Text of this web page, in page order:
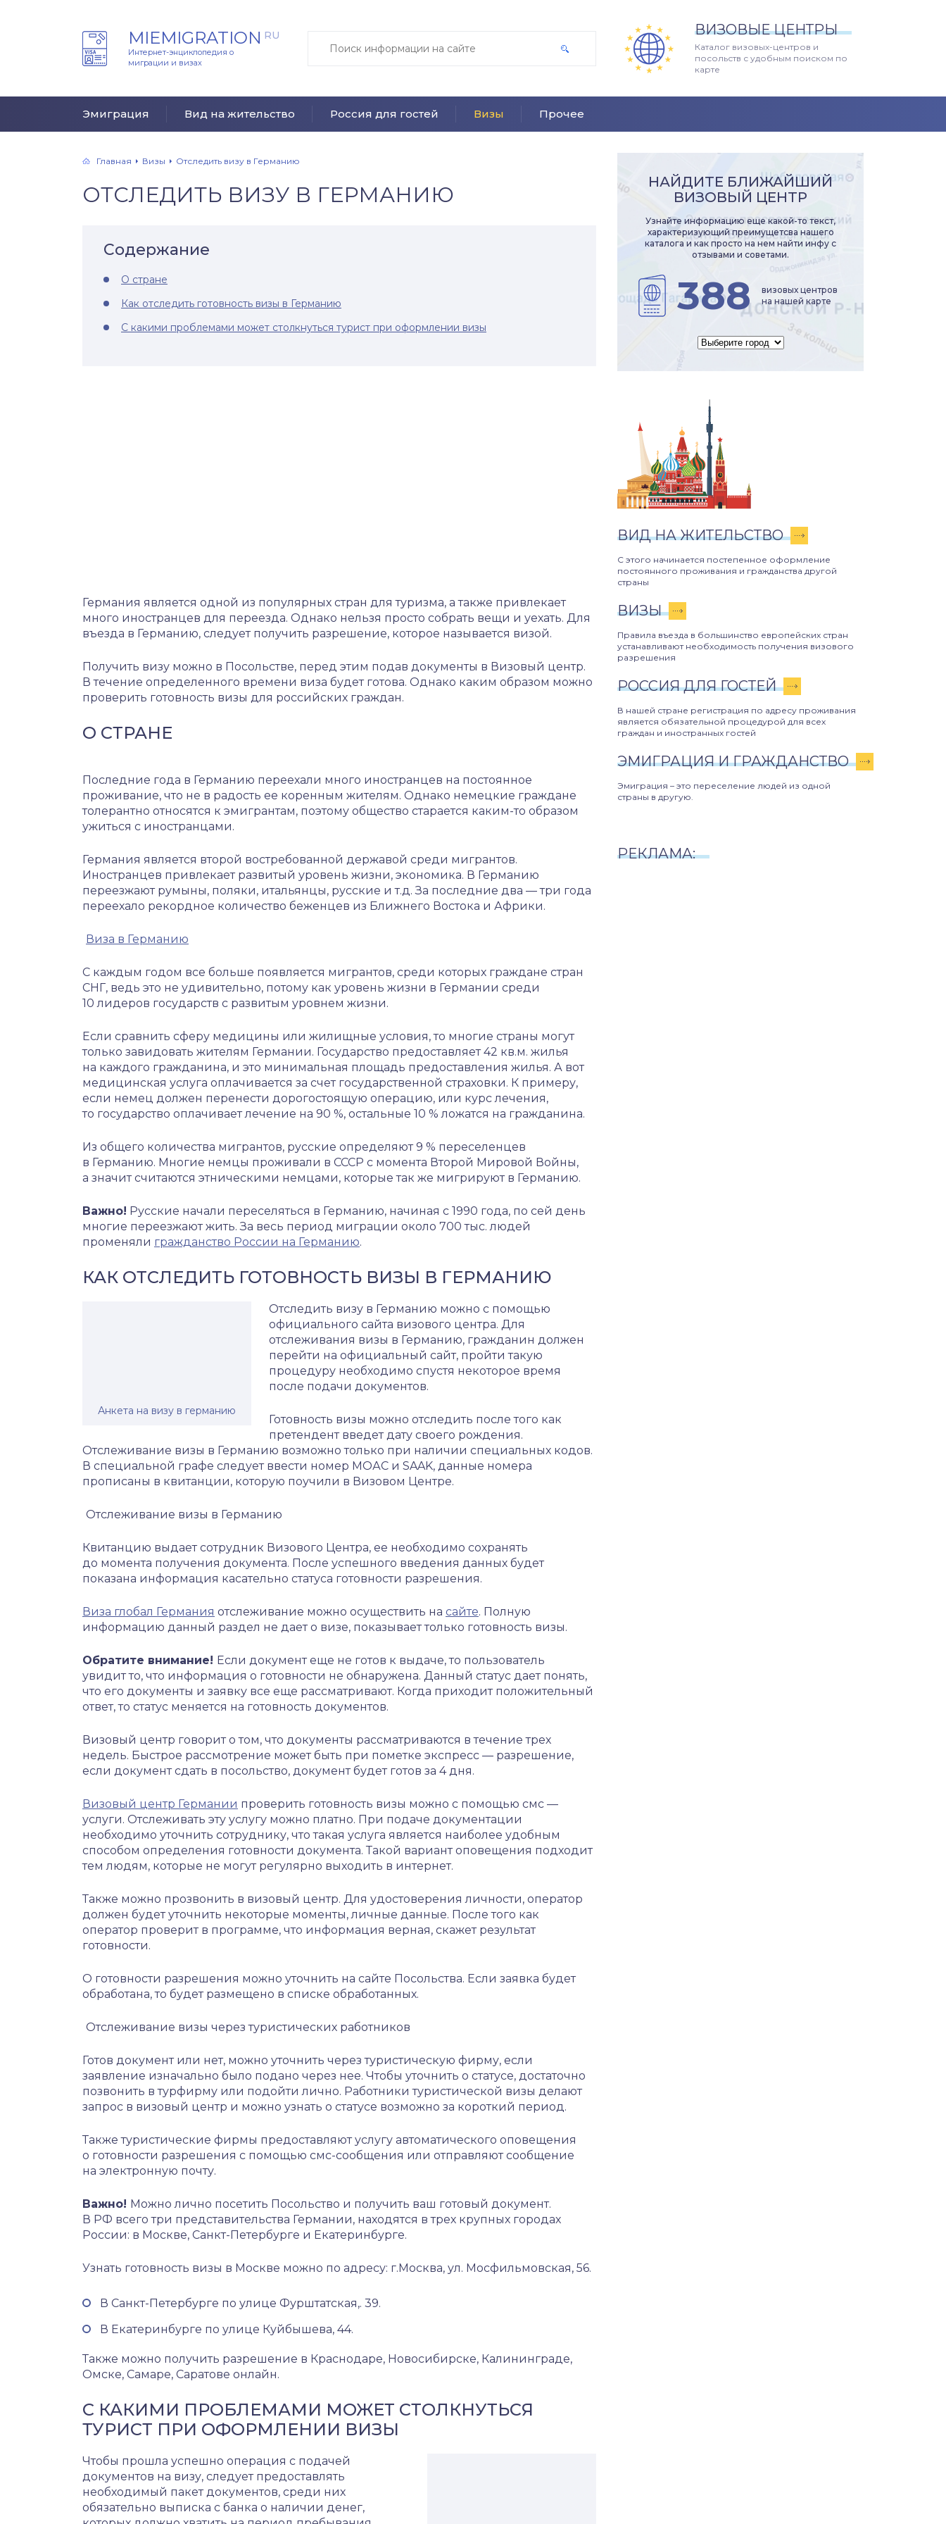
MIEMIGRATION RU
Интернет-энциклопедия о
миграции и визах
ВИЗОВЫЕ ЦЕНТРЫ
Каталог визовых-центров и
посольств с удобным поиском по
карте
Эмиграция Вид на жительство Россия для гостей Визы Прочее
Главная Визы Отследить визу в Германию
ОТСЛЕДИТЬ ВИЗУ В ГЕРМАНИЮ
Содержание
О стране
Как отследить готовность визы в Германию
С какими проблемами может столкнуться турист при оформлении визы
Германия является одной из популярных стран для туризма, а также привлекает
много иностранцев для переезда. Однако нельзя просто собрать вещи и уехать. Для
въезда в Германию, следует получить разрешение, которое называется визой.
Получить визу можно в Посольстве, перед этим подав документы в Визовый центр.
В течение определенного времени виза будет готова. Однако каким образом можно
проверить готовность визы для российских граждан.
О СТРАНЕ
Последние года в Германию переехали много иностранцев на постоянное
проживание, что не в радость ее коренным жителям. Однако немецкие граждане
толерантно относятся к эмигрантам, поэтому общество старается каким-то образом
ужиться с иностранцами.
Германия является второй востребованной державой среди мигрантов.
Иностранцев привлекает развитый уровень жизни, экономика. В Германию
переезжают румыны, поляки, итальянцы, русские и т.д. За последние два — три года
переехало рекордное количество беженцев из Ближнего Востока и Африки.
Виза в Германию
С каждым годом все больше появляется мигрантов, среди которых граждане стран
СНГ, ведь это не удивительно, потому как уровень жизни в Германии среди
10 лидеров государств с развитым уровнем жизни.
Если сравнить сферу медицины или жилищные условия, то многие страны могут
только завидовать жителям Германии. Государство предоставляет 42 кв.м. жилья
на каждого гражданина, и это минимальная площадь предоставления жилья. А вот
медицинская услуга оплачивается за счет государственной страховки. К примеру,
если немец должен перенести дорогостоящую операцию, или курс лечения,
то государство оплачивает лечение на 90 %, остальные 10 % ложатся на гражданина.
Из общего количества мигрантов, русские определяют 9 % переселенцев
в Германию. Многие немцы проживали в СССР с момента Второй Мировой Войны,
а значит считаются этническими немцами, которые так же мигрируют в Германию.
Важно! Русские начали переселяться в Германию, начиная с 1990 года, по сей день
многие переезжают жить. За весь период миграции около 700 тыс. людей
променяли гражданство России на Германию.
КАК ОТСЛЕДИТЬ ГОТОВНОСТЬ ВИЗЫ В ГЕРМАНИЮ
Анкета на визу в германию
Отследить визу в Германию можно с помощью
официального сайта визового центра. Для
отслеживания визы в Германию, гражданин должен
перейти на официальный сайт, пройти такую
процедуру необходимо спустя некоторое время
после подачи документов.
Готовность визы можно отследить после того как
претендент введет дату своего рождения.
Отслеживание визы в Германию возможно только при наличии специальных кодов.
В специальной графе следует ввести номер МОАС и SAAK, данные номера
прописаны в квитанции, которую поучили в Визовом Центре.
Отслеживание визы в Германию
Квитанцию выдает сотрудник Визового Центра, ее необходимо сохранять
до момента получения документа. После успешного введения данных будет
показана информация касательно статуса готовности разрешения.
Виза глобал Германия отслеживание можно осуществить на сайте. Полную
информацию данный раздел не дает о визе, показывает только готовность визы.
Обратите внимание! Если документ еще не готов к выдаче, то пользователь
увидит то, что информация о готовности не обнаружена. Данный статус дает понять,
что его документы и заявку все еще рассматривают. Когда приходит положительный
ответ, то статус меняется на готовность документов.
Визовый центр говорит о том, что документы рассматриваются в течение трех
недель. Быстрое рассмотрение может быть при пометке экспресс — разрешение,
если документ сдать в посольство, документ будет готов за 4 дня.
Визовый центр Германии проверить готовность визы можно с помощью смс —
услуги. Отслеживать эту услугу можно платно. При подаче документации
необходимо уточнить сотруднику, что такая услуга является наиболее удобным
способом определения готовности документа. Такой вариант оповещения подходит
тем людям, которые не могут регулярно выходить в интернет.
Также можно прозвонить в визовый центр. Для удостоверения личности, оператор
должен будет уточнить некоторые моменты, личные данные. После того как
оператор проверит в программе, что информация верная, скажет результат
готовности.
О готовности разрешения можно уточнить на сайте Посольства. Если заявка будет
обработана, то будет размещено в списке обработанных.
Отслеживание визы через туристических работников
Готов документ или нет, можно уточнить через туристическую фирму, если
заявление изначально было подано через нее. Чтобы уточнить о статусе, достаточно
позвонить в турфирму или подойти лично. Работники туристической визы делают
запрос в визовый центр и можно узнать о статусе возможно за короткий период.
Также туристические фирмы предоставляют услугу автоматического оповещения
о готовности разрешения с помощью смс-сообщения или отправляют сообщение
на электронную почту.
Важно! Можно лично посетить Посольство и получить ваш готовый документ.
В РФ всего три представительства Германии, находятся в трех крупных городах
России: в Москве, Санкт-Петербурге и Екатеринбурге.
Узнать готовность визы в Москве можно по адресу: г.Москва, ул. Мосфильмовская, 56.
В Санкт-Петербурге по улице Фурштатская,. 39.
В Екатеринбурге по улице Куйбышева, 44.
Также можно получить разрешение в Краснодаре, Новосибирске, Калининграде,
Омске, Самаре, Саратове онлайн.
С КАКИМИ ПРОБЛЕМАМИ МОЖЕТ СТОЛКНУТЬСЯ
ТУРИСТ ПРИ ОФОРМЛЕНИИ ВИЗЫ
Чтобы прошла успешно операция с подачей
документов на визу, следует предоставлять
необходимый пакет документов, среди них
обязательно выписка с банка о наличии денег,
НАЙДИТЕ БЛИЖАЙШИЙ
ВИЗОВЫЙ ЦЕНТР
Узнайте информацию еще какой-то текст,
характеризующий преимущетсва нашего
каталога и как просто на нем найти инфу с
отзывами и советами.
388
визовых центров
на нашей карте
ВИД НА ЖИТЕЛЬСТВО
С этого начинается постепенное оформление
постоянного проживания и гражданства другой
страны
ВИЗЫ
Правила въезда в большинство европейских стран
устанавливают необходимость получения визового
разрешения
РОССИЯ ДЛЯ ГОСТЕЙ
В нашей стране регистрация по адресу проживания
является обязательной процедурой для всех
граждан и иностранных гостей
ЭМИГРАЦИЯ И ГРАЖДАНСТВО
Эмиграция – это переселение людей из одной
страны в другую.
РЕКЛАМА: